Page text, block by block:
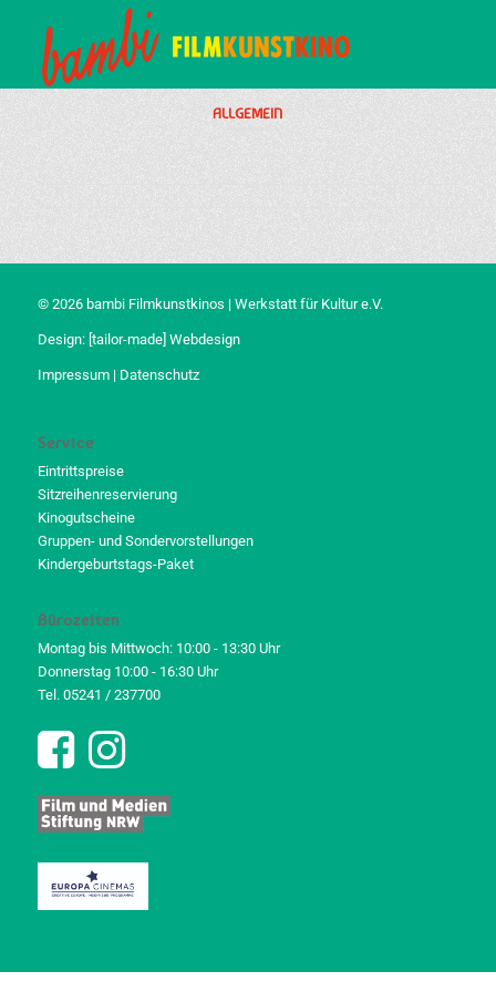
ALLGEMEIN
© 2026 bambi Filmkunstkinos | Werkstatt für Kultur e.V.
Design: [tailor-made] Webdesign
Impressum| Datenschutz
Service
Eintrittspreise
Sitzreihenreservierung
Kinogutscheine
Gruppen- und Sondervorstellungen
Kindergeburtstags-Paket
Bürozeiten
Montag bis Mittwoch: 10:00 - 13:30 Uhr
Donnerstag 10:00 - 16:30 Uhr
Tel. 05241 / 237700